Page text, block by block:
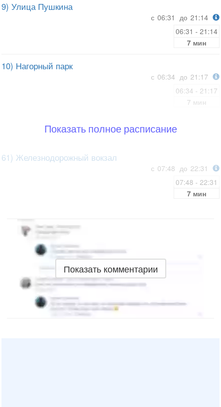
9) Улица Пушкина
с 06:31 до 21:14
06:31 - 21:14
7 мин
10) Нагорный парк
с 06:34 до 21:17
06:34 - 21:17
7 мин
Показать полное расписание
61) Железнодорожный вокзал
с 07:48 до 22:31
07:48 - 22:31
7 мин
Показать комментарии